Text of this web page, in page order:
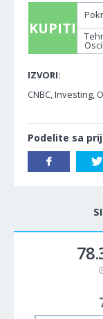
KUPITI
IZVORI:
CNBC, Investing,
Podelite sa